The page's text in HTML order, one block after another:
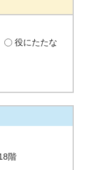
役にたたな
階